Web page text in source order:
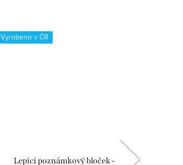
Vyrobeno v ČR
Lepící poznámkový bloček -